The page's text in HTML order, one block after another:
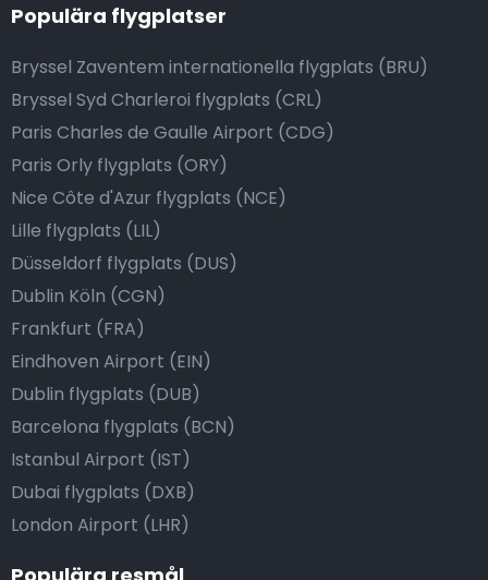
Populära flygplatser
Bryssel Zaventem internationella flygplats (BRU)
Bryssel Syd Charleroi flygplats (CRL)
Paris Charles de Gaulle Airport (CDG)
Paris Orly flygplats (ORY)
Nice Côte d'Azur flygplats (NCE)
Lille flygplats (LIL)
Düsseldorf flygplats (DUS)
Dublin Köln (CGN)
Frankfurt (FRA)
Eindhoven Airport (EIN)
Dublin flygplats (DUB)
Barcelona flygplats (BCN)
Istanbul Airport (IST)
Dubai flygplats (DXB)
London Airport (LHR)